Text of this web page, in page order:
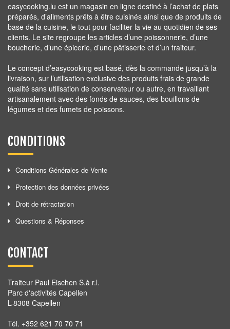
easycooking.lu est un magasin en ligne destiné à l’achat de plats
préparés, d’aliments prêts à être cuisinés ainsi que de produits de
base de la cuisine, le tout pour faciliter la vie au quotidien de ses
clients. Le site regroupe les articles d’une poissonnerie, d’une
boucherie, d’une épicerie, d’une pâtisserie et d’un traiteur.
Le concept d’easycooking est basé, dès la commande jusqu’à la
livraison, sur l’utilisation exclusive des produits frais de grande
qualité sans utilisation de conservateur ou autre, en travaillant
artisanalement avec des fonds de sauces, des bouillons de
légumes et des fumets de poissons.
CONDITIONS
Conditions Générales de Vente
Protection des données privées
Droit de rétractation
Questions & Réponses
CONTACT
Traiteur Paul Eischen S.à r.l.
Parc d'activités Capellen
L-8308 Capellen
Tél. +352 621 70 70 71